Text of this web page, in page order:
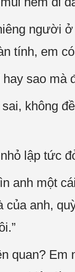
người
tính, em
sao mà
không
lập tức
anh một
của anh,
quan?